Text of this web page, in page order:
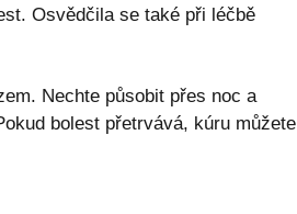
Osvědčila se také při léčbě
Nechte působit přes noc a
bolest přetrvává, kúru můžete